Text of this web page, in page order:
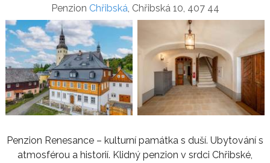
Penzion Chřibská, Chřibská 10, 407 44
Penzion Renesance – kulturní památka s duší. Ubytování s
atmosférou a historií. Klidný penzion v srdci Chřibské,